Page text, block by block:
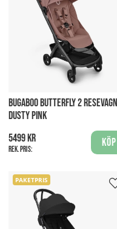
BUGABOO BUTTERFLY 2 RESEVAGN
DUSTY PINK
5499 kr
Rek. pris:
Köp
PAKETPRIS